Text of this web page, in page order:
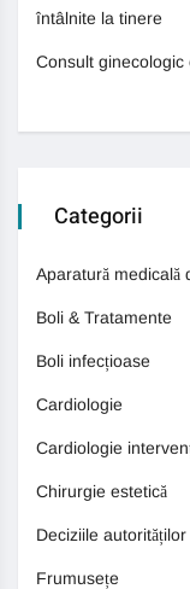
întâlnite la tinere
Consult
Categorii
Aparatură medicală
Boli & Tratamente
Boli infecțioase
Cardiologie
Cardiologie
Chirurgie estetică
Deciziile
Frumusețe